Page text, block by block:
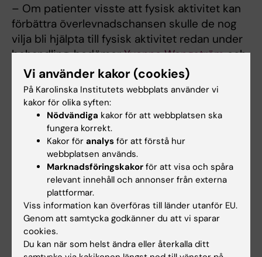
– Om patienter visste att fysisk aktivitet kan
förbättra överlevnadschansen skulle de nog
vilja bli hjälpta till fysisk aktivitet redan under
behandling, bedömerYvonne Wengströmoch
uppmanade till fysisk aktivitet på recept.
Skräddarsydda behandlande vaccin
Gunilla Karlsson Hedestam, professor vid
institutionen för mikrobiologi, tumör- och
cellbiologivid Karolinska Institutet,
presenterade flera aspekter av
immunsystemets roll för utvecklingen av
precisionsmedicinsk cancerbehandling.
Förutom att betona vikten av att utveckla
vaccin mot fler tumörfrämjande virus,
Vi använder kakor (cookies)
På Karolinska Institutets webbplats använder vi
kakor för olika syften:
Nödvändiga kakor för att webbplatsen ska
fungera korrekt.
Kakor för analys för att förstå hur
webbplatsen används.
Marknadsföringskakor för att visa och spåra
relevant innehåll och annonser från externa
plattformar.
Viss information kan överföras till länder utanför EU.
Genom att samtycka godkänner du att vi sparar
cookies.
Du kan när som helst ändra eller återkalla ditt